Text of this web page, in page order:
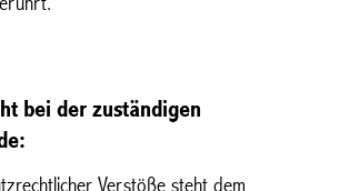
bei der zuständigen
Verstöße steht dem